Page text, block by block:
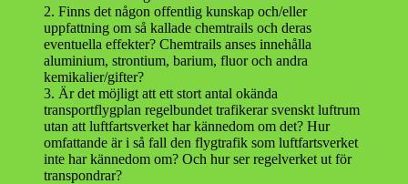
2. Finns det någon offentlig kunskap och/eller
uppfattning om så kallade chemtrails och deras
eventuella effekter? Chemtrails anses innehålla
aluminium, strontium, barium, fluor och andra
kemikalier/gifter?
3. Är det möjligt att ett stort antal okända
transportflygplan regelbundet trafikerar svenskt luftrum
utan att luftfartsverket har kännedom om det? Hur
omfattande är i så fall den flygtrafik som luftfartsverket
inte har kännedom om? Och hur ser regelverket ut för
transpondrar?